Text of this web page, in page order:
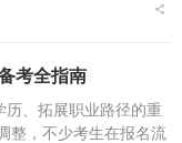
考全指南
历、拓展职业路径的重
整，不少考生在报名流